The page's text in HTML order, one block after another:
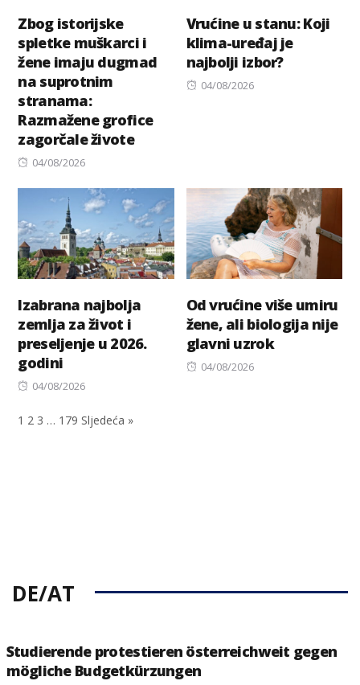
Zbog istorijske
spletke muškarci i
žene imaju dugmad
na suprotnim
stranama:
Razmažene grofice
zagorčale živote
Posted
04/08/2026
Vrućine u stanu: Koji
klima-uređaj je
najbolji izbor?
Posted
04/08/2026
Izabrana najbolja
zemlja za život i
preseljenje u 2026.
godini
Posted
04/08/2026
Od vrućine više umiru
žene, ali biologija nije
glavni uzrok
Posted
04/08/2026
1 2 3 … 179 Sljedeća »
DE/AT
Studierende protestieren österreichweit gegen
mögliche Budgetkürzungen